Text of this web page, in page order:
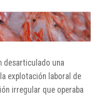
desarticulado una
explotación laboral de
irregular que operaba